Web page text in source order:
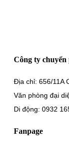
Công ty
Địa chỉ: 656/11A
Văn phòng đại
Di động: 0932
Fanpage